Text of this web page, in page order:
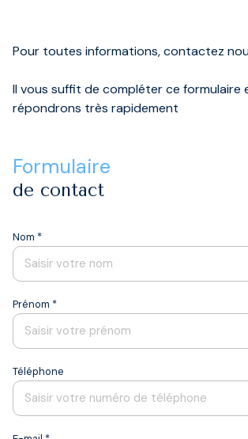
TERRAINS
GARAGES
ET
DIVERS
contact
Pour toutes informations, contactez
Il vous suffit de compléter ce formulaire
répondrons très rapidement
formulaire
de contact
Nom *
Prénom *
Téléphone